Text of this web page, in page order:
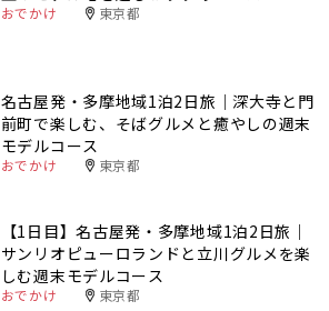
おでかけ 東京都
名古屋発・多摩地域1泊2日旅｜深大寺と門
前町で楽しむ、そばグルメと癒やしの週末
モデルコース
おでかけ 東京都
【1日目】名古屋発・多摩地域1泊2日旅｜
サンリオピューロランドと立川グルメを楽
しむ週末モデルコース
おでかけ 東京都